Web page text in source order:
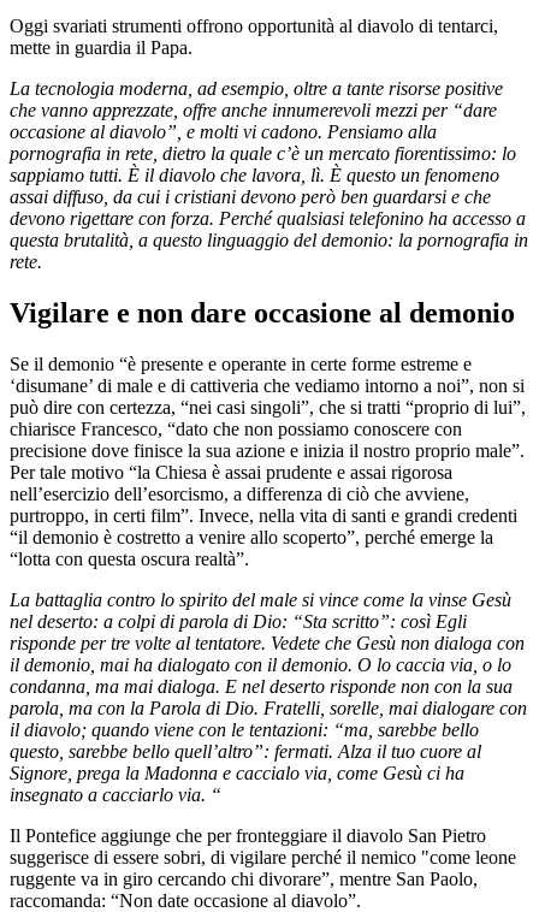
Oggi svariati strumenti offrono opportunità al diavolo di tentarci,
mette in guardia il Papa.
La tecnologia moderna, ad esempio, oltre a tante risorse positive
che vanno apprezzate, offre anche innumerevoli mezzi per “dare
occasione al diavolo”, e molti vi cadono. Pensiamo alla
pornografia in rete, dietro la quale c’è un mercato fiorentissimo: lo
sappiamo tutti. È il diavolo che lavora, lì. È questo un fenomeno
assai diffuso, da cui i cristiani devono però ben guardarsi e che
devono rigettare con forza. Perché qualsiasi telefonino ha accesso a
questa brutalità, a questo linguaggio del demonio: la pornografia in
rete.
Vigilare e non dare occasione al demonio
Se il demonio “è presente e operante in certe forme estreme e
‘disumane’ di male e di cattiveria che vediamo intorno a noi”, non si
può dire con certezza, “nei casi singoli”, che si tratti “proprio di lui”,
chiarisce Francesco, “dato che non possiamo conoscere con
precisione dove finisce la sua azione e inizia il nostro proprio male”.
Per tale motivo “la Chiesa è assai prudente e assai rigorosa
nell’esercizio dell’esorcismo, a differenza di ciò che avviene,
purtroppo, in certi film”. Invece, nella vita di santi e grandi credenti
“il demonio è costretto a venire allo scoperto”, perché emerge la
“lotta con questa oscura realtà”.
La battaglia contro lo spirito del male si vince come la vinse Gesù
nel deserto: a colpi di parola di Dio: “Sta scritto”: così Egli
risponde per tre volte al tentatore. Vedete che Gesù non dialoga con
il demonio, mai ha dialogato con il demonio. O lo caccia via, o lo
condanna, ma mai dialoga. E nel deserto risponde non con la sua
parola, ma con la Parola di Dio. Fratelli, sorelle, mai dialogare con
il diavolo; quando viene con le tentazioni: “ma, sarebbe bello
questo, sarebbe bello quell’altro”: fermati. Alza il tuo cuore al
Signore, prega la Madonna e caccialo via, come Gesù ci ha
insegnato a cacciarlo via. “
Il Pontefice aggiunge che per fronteggiare il diavolo San Pietro
suggerisce di essere sobri, di vigilare perché il nemico "come leone
ruggente va in giro cercando chi divorare”, mentre San Paolo,
raccomanda: “Non date occasione al diavolo”.